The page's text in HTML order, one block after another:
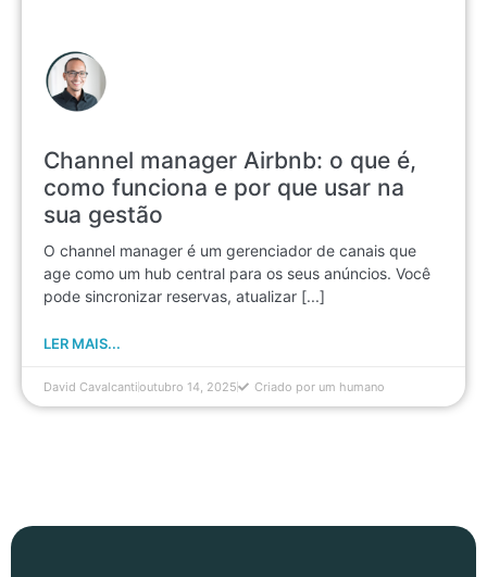
Channel manager Airbnb: o que é,
como funciona e por que usar na
sua gestão
O channel manager é um gerenciador de canais que
age como um hub central para os seus anúncios. Você
pode sincronizar reservas, atualizar [...]
LER MAIS...
David Cavalcantioutubro 14, 2025 Criado por um humano